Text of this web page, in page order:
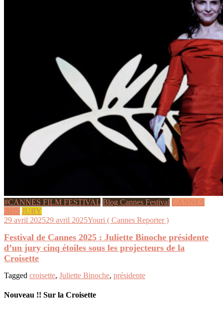
#CANNES FILM FESTIVAL Blog Cannes Festival CANNES
2025 JURY
29 avril 202529 avril 2025Youri ( Cannes Reporter )
Festival de Cannes 2025 : Juliette Binoche présidente
d’un jury cinq étoiles sous les projecteurs de la
Croisette
Tagged croisette, Juliette Binoche, présidente
Nouveau !! Sur la Croisette